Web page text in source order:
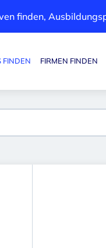
finden,
FINDEN FIRMEN FINDEN